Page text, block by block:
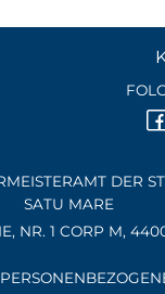
DER
SATU MARE
NR. 1 CORP M,